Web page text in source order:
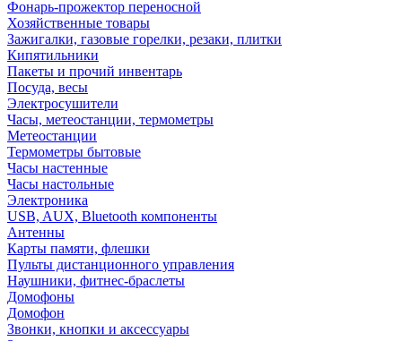
Фонарь-прожектор переносной
Хозяйственные товары
Зажигалки, газовые горелки, резаки, плитки
Кипятильники
Пакеты и прочий инвентарь
Посуда, весы
Электросушители
Часы, метеостанции, термометры
Метеостанции
Термометры бытовые
Часы настенные
Часы настольные
Электроника
USB, AUX, Bluetooth компоненты
Антенны
Карты памяти, флешки
Пульты дистанционного управления
Наушники, фитнес-браслеты
Домофоны
Домофон
Звонки, кнопки и аксессуары